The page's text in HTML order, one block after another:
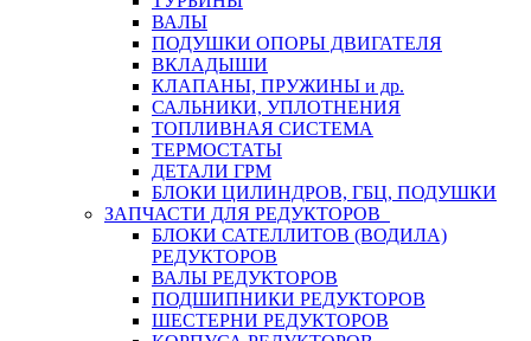
ВАЛЫ
ПОДУШКИ ОПОРЫ ДВИГАТЕЛЯ
ВКЛАДЫШИ
КЛАПАНЫ, ПРУЖИНЫ и др.
САЛЬНИКИ, УПЛОТНЕНИЯ
ТОПЛИВНАЯ СИСТЕМА
ТЕРМОСТАТЫ
ДЕТАЛИ ГРМ
БЛОКИ ЦИЛИНДРОВ, ГБЦ, ПОДУШКИ
ЗАПЧАСТИ ДЛЯ РЕДУКТОРОВ
БЛОКИ САТЕЛЛИТОВ (ВОДИЛА)
РЕДУКТОРОВ
ВАЛЫ РЕДУКТОРОВ
ПОДШИПНИКИ РЕДУКТОРОВ
ШЕСТЕРНИ РЕДУКТОРОВ